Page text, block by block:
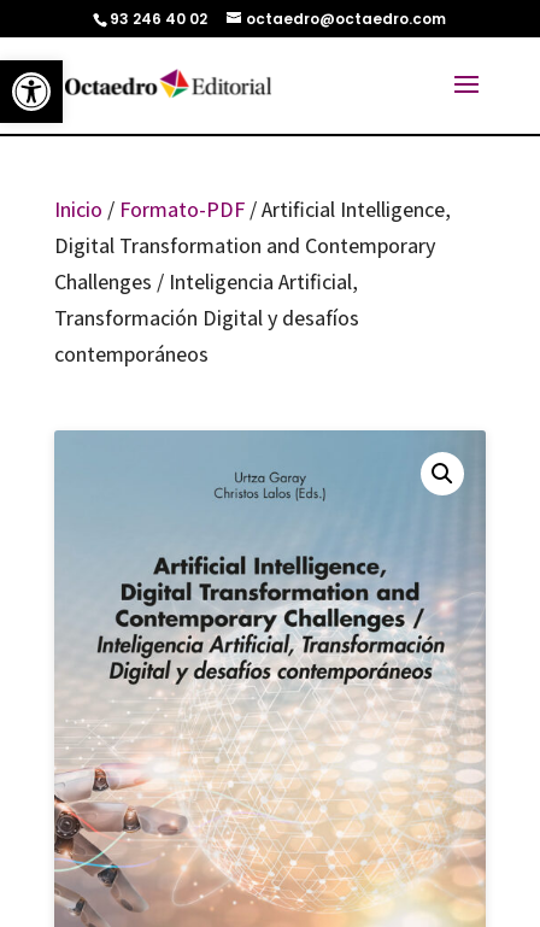
Abrir barra de herramientas
93 246 40 02 octaedro@octaedro.com
Inicio / Formato-PDF/ Artificial Intelligence,
Digital Transformation and Contemporary
Challenges / Inteligencia Artificial,
Transformación Digital y desafíos
contemporáneos